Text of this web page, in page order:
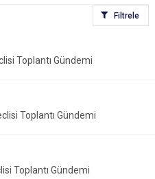
Filtrele
Toplantı Gündemi
Toplantı Gündemi
Toplantı Gündemi